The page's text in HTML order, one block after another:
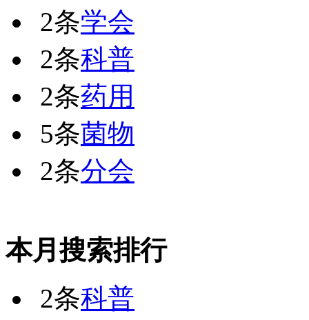
2条学会
2条科普
2条药用
5条菌物
2条分会
本月搜索排行
2条科普